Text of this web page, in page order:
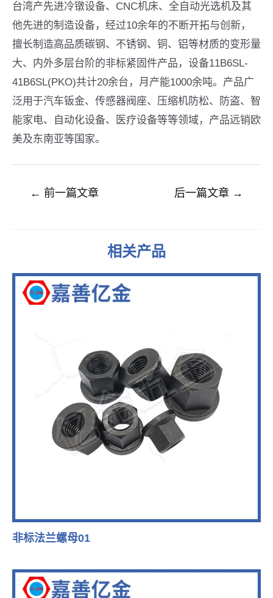
台湾产先进冷镦设备、CNC机床、全自动光选机及其
他先进的制造设备，经过10余年的不断开拓与创新，
擅长制造高品质碳钢、不锈钢、铜、铝等材质的变形量
大、内外多层台阶的非标紧固件产品，设备11B6SL-
41B6SL(PKO)共计20余台，月产能1000余吨。产品广
泛用于汽车钣金、传感器阀座、压缩机防松、防盗、智
能家电、自动化设备、医疗设备等等领域，产品远销欧
美及东南亚等国家。
← 前一篇文章 后一篇文章 →
相关产品
非标法兰螺母01